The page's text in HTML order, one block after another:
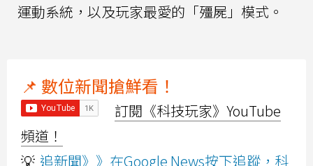
運動系統，以及玩家最愛的「殭屍」模式。
📌 數位新聞搶鮮看！
訂閱《科技玩家》YouTube
頻道！
💡 追新聞》》在Google News按下追蹤，科